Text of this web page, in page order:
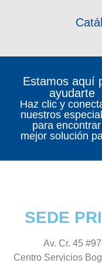
Estamos aquí
ayudarte
Haz clic y
nuestros
para
mejor solución
SEDE
Av. Cr. 45
Centro Servicios